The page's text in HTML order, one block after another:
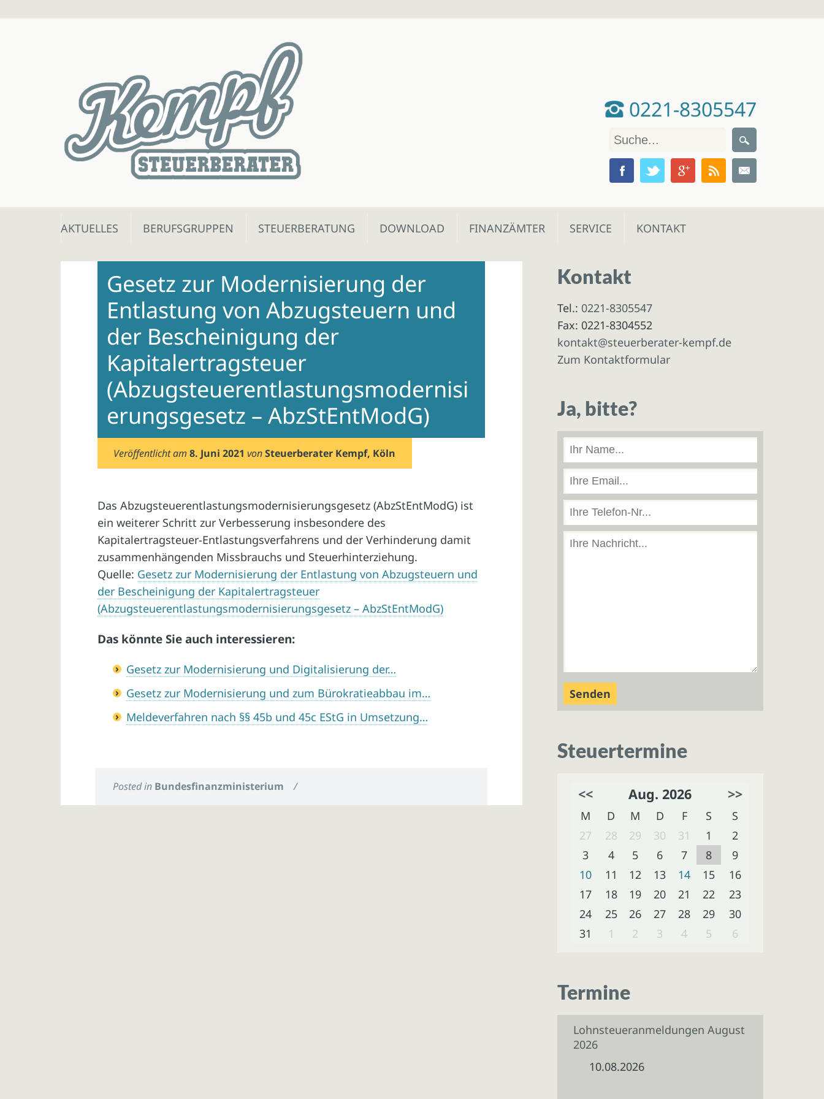
0221-8305547
Skip
AKTUELLES BERUFSGRUPPEN STEUERBERATUNG DOWNLOAD FINANZÄMTER SERVICE KONTAKT
Gesetz zur Modernisierung der
Entlastung von Abzugsteuern und
der Bescheinigung der
Kapitalertragsteuer
(Abzugsteuerentlastungsmodernisi
erungsgesetz – AbzStEntModG)
Veröffentlicht am8. Juni 2021 vonSteuerberater Kempf, Köln
Das Abzugsteuerentlastungsmodernisierungsgesetz (AbzStEntModG) ist
ein weiterer Schritt zur Verbesserung insbesondere des
Kapitalertragsteuer-Entlastungsverfahrens und der Verhinderung damit
zusammenhängenden Missbrauchs und Steuerhinterziehung.
Quelle: Gesetz zur Modernisierung der Entlastung von Abzugsteuern und
der Bescheinigung der Kapitalertragsteuer
(Abzugsteuerentlastungsmodernisierungsgesetz – AbzStEntModG)
Das könnte Sie auch interessieren:
Gesetz zur Modernisierung und Digitalisierung der…
Gesetz zur Modernisierung und zum Bürokratieabbau im…
Meldeverfahren nach §§ 45b und 45c EStG in Umsetzung…
Posted in Bundesfinanzministerium /
Kontakt
Tel.: 0221-8305547
Fax: 0221-8304552
kontakt@steuerberater-kempf.de
Zum Kontaktformular
Ja, bitte?
Steuertermine
<< Aug. 2026 >>
M D M D F S
S
27
28 29 30 31 1
2
3
4 5 6 7 8
9
10
11 12 13 14 15
16
17
18 19 20 21 22
23
24
25 26 27 28 29
30
31
1 2 3 4 5 6
Termine
Lohnsteueranmeldungen August
2026
10.08.2026